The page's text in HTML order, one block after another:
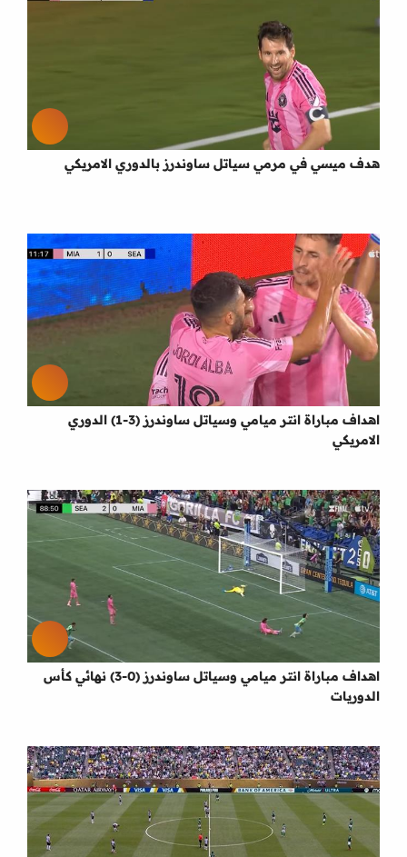
هدف ميسي في مرمي سياتل ساوندرز بالدوري الامريكي
اهداف مباراة انتر ميامي وسياتل ساوندرز (3-1) الدوري
الامريكي
اهداف مباراة انتر ميامي وسياتل ساوندرز (0-3) نهائي كأس
الدوريات